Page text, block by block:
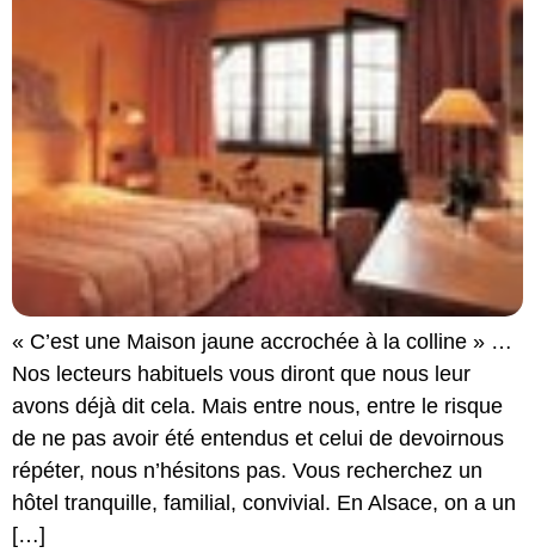
« C’est une Maison jaune accrochée à la colline » …
Nos lecteurs habituels vous diront que nous leur
avons déjà dit cela. Mais entre nous, entre le risque
de ne pas avoir été entendus et celui de devoirnous
répéter, nous n’hésitons pas. Vous recherchez un
hôtel tranquille, familial, convivial. En Alsace, on a un
[…]